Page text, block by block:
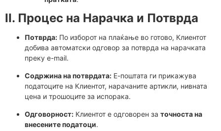
II. Процес на Нарачка и Потврда
Потврда: По изборот на плаќање во готово, Клиентот
добива автоматски одговор за потврда на нарачката
преку e-mail.
Содржина на потврдата: Е-поштата ги прикажува
податоците на Клиентот, нарачаните артикли, нивната
цена и трошоците за испорака.
Одговорност: Клиентот е одговорен за точноста на
внесените податоци.